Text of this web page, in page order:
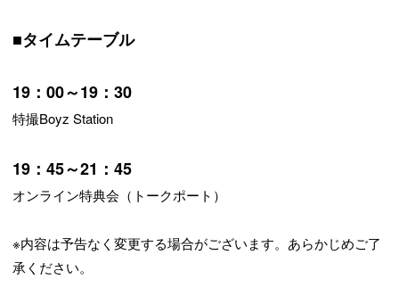
■タイムテーブル
19：00～19：30
特撮Boyz Station
19：45～21：45
オンライン特典会（トークポート）
※内容は予告なく変更する場合がございます。あらかじめご了
承ください。